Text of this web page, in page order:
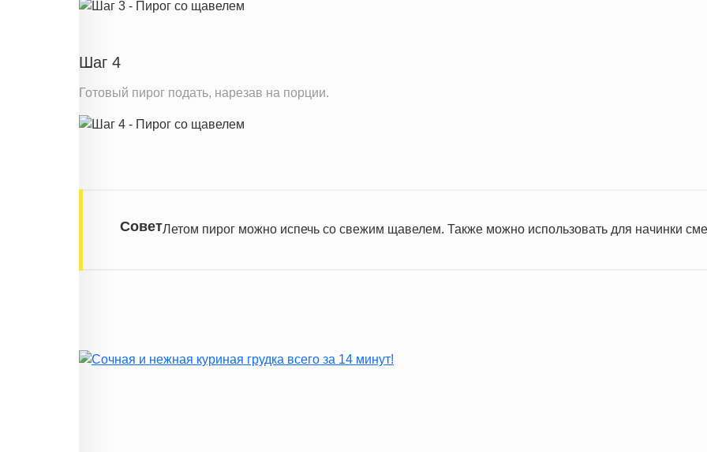
Шаг 4
Готовый пирог подать, нарезав на порции.
СоветЛетом пирог можно испечь со свежим щавелем. Также можно использовать для начинки